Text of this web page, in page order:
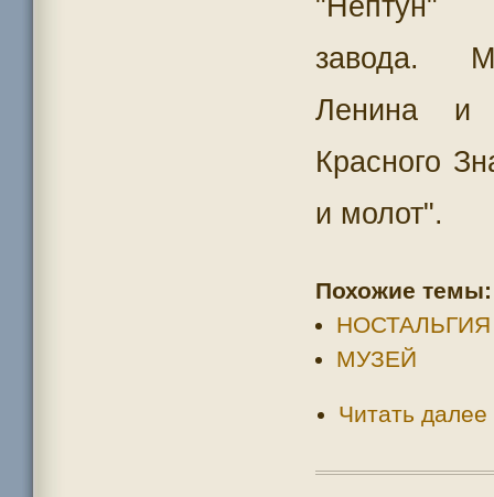
завода.
Ленина и
Красного
и молот".
Похожие темы:
МУЗЕЙ
Читать далее